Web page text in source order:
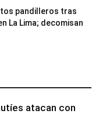
pandilleros tras
La Lima; decomisan
atacan con